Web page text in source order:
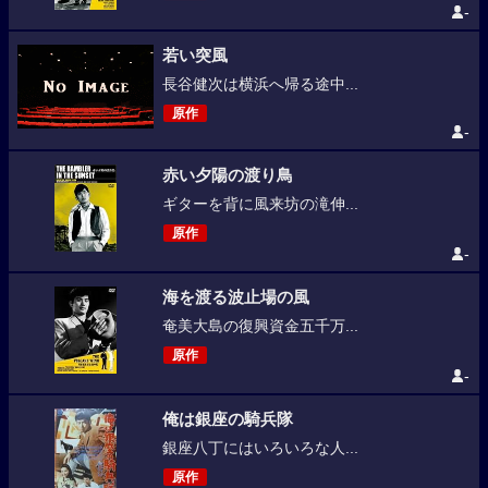
-
若い突風
長谷健次は横浜へ帰る途中...
原作
-
赤い夕陽の渡り鳥
ギターを背に風来坊の滝伸...
原作
-
海を渡る波止場の風
奄美大島の復興資金五千万...
原作
-
俺は銀座の騎兵隊
銀座八丁にはいろいろな人...
原作